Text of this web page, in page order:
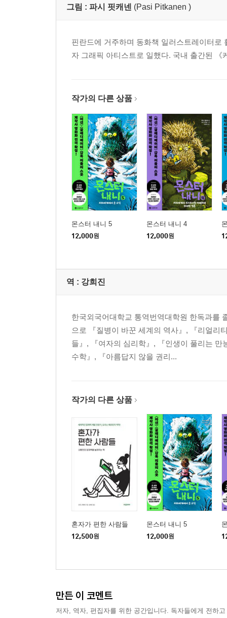
그림 : 파시 핏캐넨 (Pasi Pitkanen )
핀란드에 거주하며 동화책 일러스트레이터
자 그래픽 아티스트로 일했다. 국내 출간된 《
작가의 다른 상품
몬스터 내니 5
12,000원
몬스터 내니 4
12,000원
역 : 강희진
한국외국어대학교 통역번역대학원 한독과를
으로 『질병이 바꾼 세계의 역사』, 『리얼리
들』, 『여자의 심리학』, 『인생이 풀리는
수학』, 『아름답지 않을 권리...
작가의 다른 상품
혼자가 편한 사람들
12,500원
몬스터 내니 5
12,000원
만든 이 코멘트
저자, 역자, 편집자를 위한 공간입니다. 독자들에게 전하